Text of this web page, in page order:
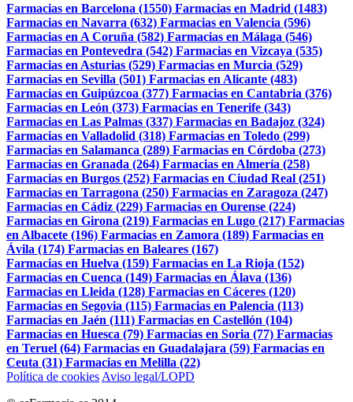
Farmacias en Barcelona (1550) Farmacias en Madrid (1483)
Farmacias en Navarra (632) Farmacias en Valencia (596)
Farmacias en A Coruña (582) Farmacias en Málaga (546)
Farmacias en Pontevedra (542) Farmacias en Vizcaya (535)
Farmacias en Asturias (529) Farmacias en Murcia (529)
Farmacias en Sevilla (501) Farmacias en Alicante (483)
Farmacias en Guipúzcoa (377) Farmacias en Cantabria (376)
Farmacias en León (373) Farmacias en Tenerife (343)
Farmacias en Las Palmas (337) Farmacias en Badajoz (324)
Farmacias en Valladolid (318) Farmacias en Toledo (299)
Farmacias en Salamanca (289) Farmacias en Córdoba (273)
Farmacias en Granada (264) Farmacias en Almería (258)
Farmacias en Burgos (252) Farmacias en Ciudad Real (251)
Farmacias en Tarragona (250) Farmacias en Zaragoza (247)
Farmacias en Cádiz (229) Farmacias en Ourense (224)
Farmacias en Girona (219) Farmacias en Lugo (217) Farmacias
en Albacete (196) Farmacias en Zamora (189) Farmacias en
Ávila (174) Farmacias en Baleares (167)
Farmacias en Huelva (159) Farmacias en La Rioja (152)
Farmacias en Cuenca (149) Farmacias en Álava (136)
Farmacias en Lleida (128) Farmacias en Cáceres (120)
Farmacias en Segovia (115) Farmacias en Palencia (113)
Farmacias en Jaén (111) Farmacias en Castellón (104)
Farmacias en Huesca (79) Farmacias en Soria (77) Farmacias
en Teruel (64) Farmacias en Guadalajara (59) Farmacias en
Ceuta (31) Farmacias en Melilla (22)
Política de cookies Aviso legal/LOPD